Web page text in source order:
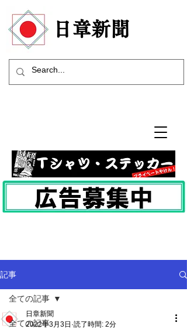
​日章新聞
記事
全ての記事
全ての記事
日章新聞
2022年3月3日 読了時間: 2分